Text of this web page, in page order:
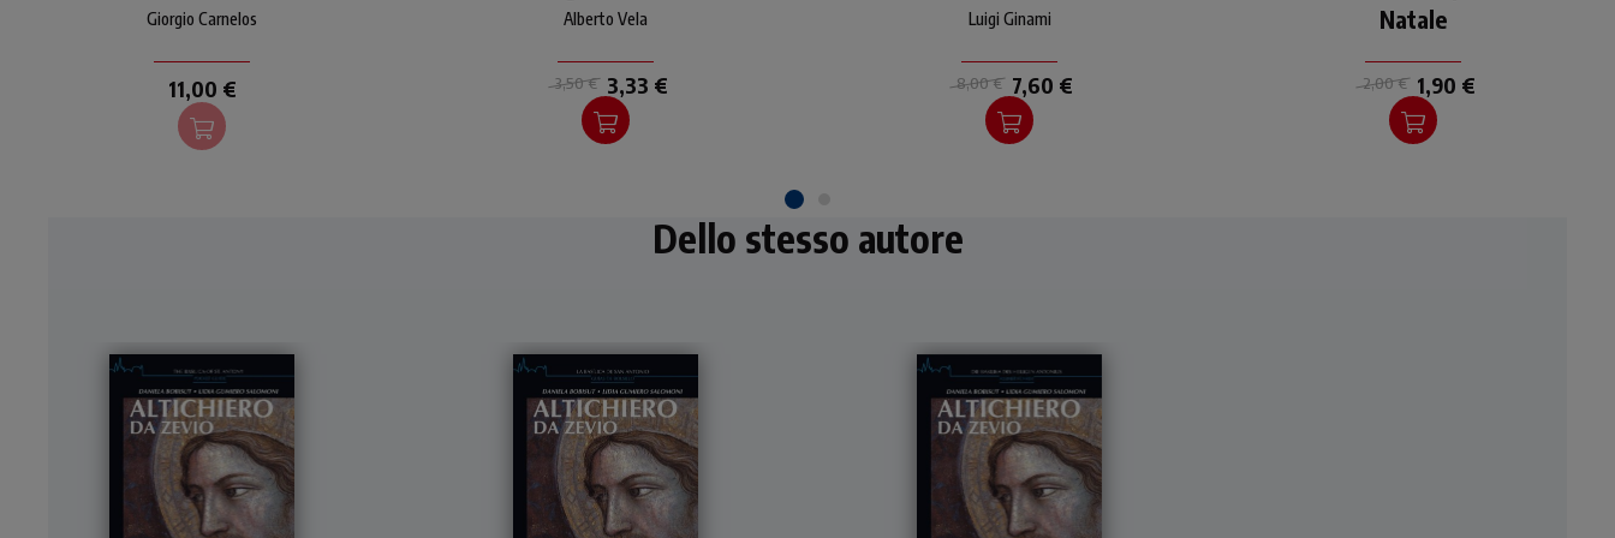
scrutando le Scritture e
dall'autore è il tempo, ma
anche la vita umana intesa
come attesa gioiosa e
Giorgio Carnelos
11,00 €
la gioia del rivolgersi a Dio
dandogli del tu, come a un
Alberto Vela
3,50 € 3,33 €
tutto continuano ad
Luigi Ginami
8,00 € 7,60 €
dell'Avvento a misura di
preadolescenti.
Natale
2,00 € 1,90 €
Dello stesso autore